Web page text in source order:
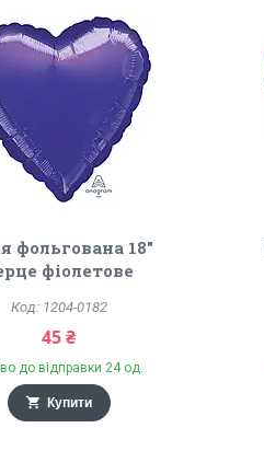
фольгована 18"
фіолетове
1204-0182
45 ₴
до відправки 24 од.
Купити